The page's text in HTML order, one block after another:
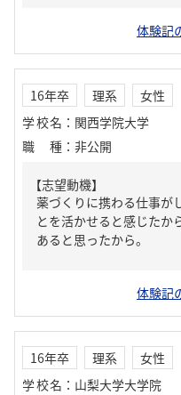
体験記
16年卒 理系
女性
学校名 ： 関西学院大学
職種 ： 非公開
【志望動機】
薬づくりに携わる仕事が
とを活かせると感じたか
あると思ったから。
体験記
16年卒 理系
女性
学校名 ： 山梨大学大学院